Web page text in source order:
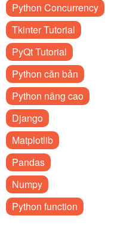
Python Concurrency
Tkinter Tutorial
PyQt Tutorial
Python căn bản
Python nâng cao
Django
Matplotlib
Pandas
Numpy
Python function